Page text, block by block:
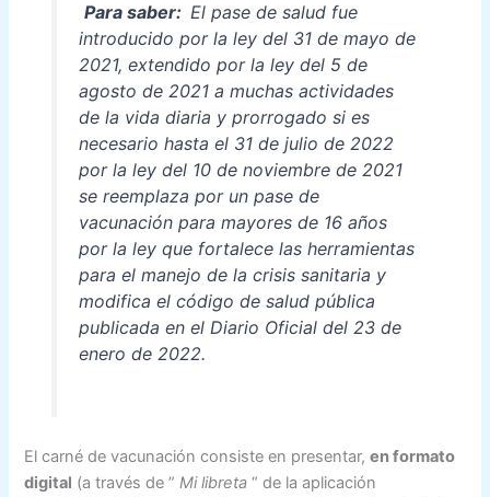
Para saber: El pase de salud fue
introducido por la ley del 31 de mayo de
2021, extendido por la ley del 5 de
agosto de 2021 a muchas actividades
de la vida diaria y prorrogado si es
necesario hasta el 31 de julio de 2022
por la ley del 10 de noviembre de 2021
se reemplaza por un pase de
vacunación para mayores de 16 años
por la ley que fortalece las herramientas
para el manejo de la crisis sanitaria y
modifica el código de salud pública
publicada en el Diario Oficialdel 23 de
enero de 2022.
El carné de vacunación consiste en presentar,en formato
digital (a través de”Mi libreta “ de la aplicación